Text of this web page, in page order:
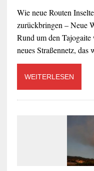
Wie neue Routen
zurückbringen – Neue
Rund um den
neues Straßennetz,
WEITERLESEN